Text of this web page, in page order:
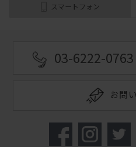
スマートフォン
03-6222-0763
お問